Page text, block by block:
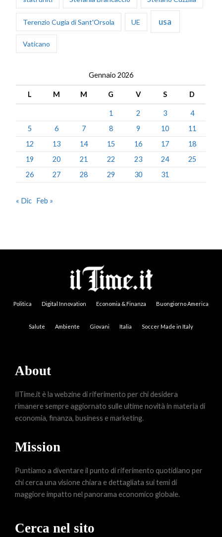
Terenzio Cugia di Sant'Orsola UE usa
Vaticano
Gennaio 2026
L M M G V S D
1 2 3
4
5
6 7 8 9 10
11
12
13 14 15 16 17
18
19
20 21 22 23 24
25
26
27 28 29 30 31
« Dic Feb »
Politica Digital Innovation Economia & Finanza Buongiorno America
Salute Ambiente Giovani Italia Soccer Made in Italy
About
IlTime.it è la webzine di riferimento per chi desidera
rimanere sempre aggiornato sulle ultime novità in materia di
economia, finanza, business e marketing.
Mission
Puntiamo a diventare il punto di riferimento quotidiano per
chi cerca una visione chiara e dettagliata sui temi di
maggiore impatto nel panorama economico globale.
Cerca nel sito